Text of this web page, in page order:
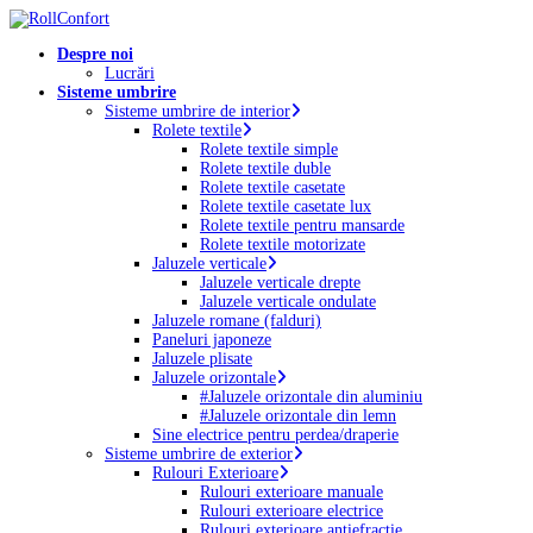
Skip
main
Menu
Despre noi
Lucrări
Sisteme umbrire
Sisteme umbrire de interior
Rolete textile
Rolete textile simple
Rolete textile duble
Rolete textile casetate
Rolete textile casetate lux
Rolete textile pentru mansarde
Rolete textile motorizate
Jaluzele verticale
Jaluzele verticale drepte
Jaluzele verticale ondulate
Jaluzele romane (falduri)
Paneluri japoneze
Jaluzele plisate
Jaluzele orizontale
#Jaluzele orizontale din aluminiu
#Jaluzele orizontale din lemn
Sine electrice pentru perdea/draperie
Sisteme umbrire de exterior
Rulouri Exterioare
Rulouri exterioare manuale
Rulouri exterioare electrice